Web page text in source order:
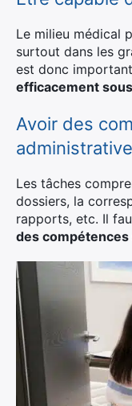
Le milieu médical
surtout dans les
est donc important
efficacement
Avoir des
administrative
Les tâches
dossiers, la
rapports, etc. Il
des